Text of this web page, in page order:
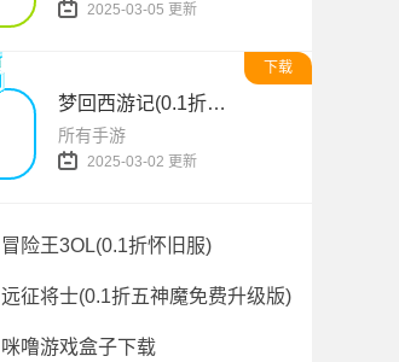
2025-03-05 更新
下载
梦回西游记(0.1折无双西游)
所有手游
2025-03-02 更新
冒险王3OL(0.1折怀旧服)
远征将士(0.1折五神魔免费升级版)
咪噜游戏盒子下载